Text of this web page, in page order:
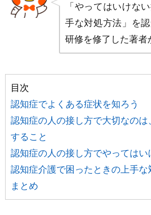
「やってはいけな
手な対処方法」を
研修を修了した著者
目次
認知症でよくある症状を知ろう
認知症の人の接し方で大切なの
すること
認知症の人の接し方でやってはい
認知症介護で困ったときの上手な
まとめ